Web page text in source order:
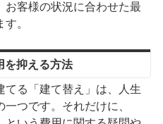
お客様の状況に合わせた最
。
を抑える方法
てる「建て替え」は、人生
つです。それだけに、